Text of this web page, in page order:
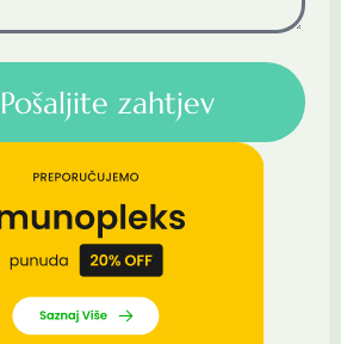
Pošaljite zahtjev